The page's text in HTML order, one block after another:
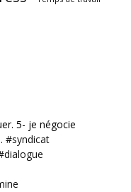
5- je négocie
#syndicat